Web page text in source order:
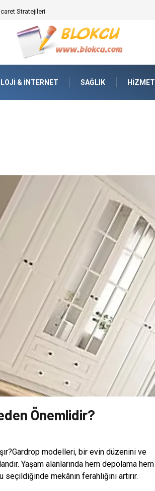
Performans
& İNTERNET SAĞLIK HIZMET
Önemlidir?
modelleri, bir evin düzenini ve
Yaşam alanlarında hem depolama hem
mekânın ferahlığını artırır.